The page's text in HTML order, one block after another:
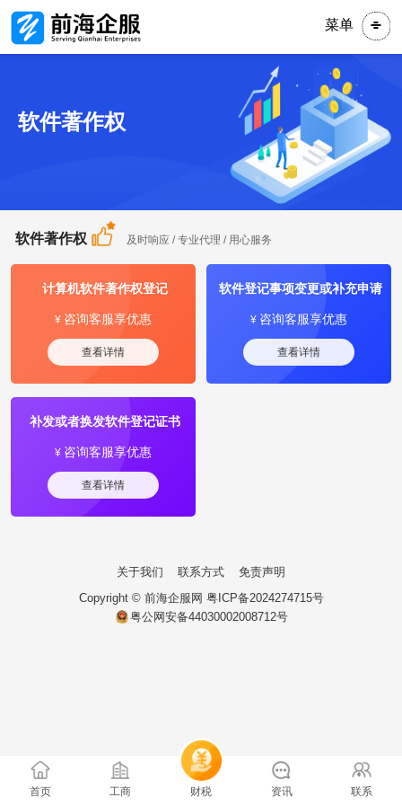
菜单
软件著作权
软件著作权 及时响应 / 专业代理 / 用心服务
计算机软件著作权登记
¥ 咨询客服享优惠
查看详情
软件登记事项变更或补充申请
¥ 咨询客服享优惠
查看详情
补发或者换发软件登记证书
¥ 咨询客服享优惠
查看详情
关于我们 联系方式
免责声明
Copyright © 前海企服网 粤ICP备2024274715号
粤公网安备44030002008712号
首页 工商 财税 资讯 联系